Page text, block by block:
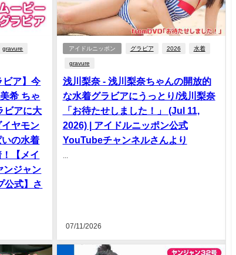
gravure
ビア】今
希 ちゃ
ビアに大
ヤモン
いの水着
【メイ
ンジャン
公式】さ
アイドルニッポン グラビア 2026 水着
gravure
浅川梨奈 - 浅川梨奈ちゃんの開放的
な水着グラビアにうっとり/浅川梨奈
「お待たせしました！」 (Jul 11,
2026) | アイドルニッポン公式
YouTubeチャンネルさんより
07/11/2026